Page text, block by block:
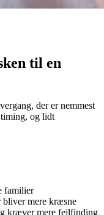
til en
der er nemmest
og lidt
familier
bliver mere kræsne
kræver mere fejlfinding